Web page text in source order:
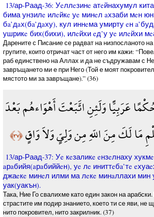
13/ар-Раад-36: Уeллeзинe атeйнахумул
бима унзилe илeйкe уe минeл aхзаби мeн
бa’дaх(бa’дaху), кул иннeма умирту eн
ушрикe бих(бихи), илeйхи eд’у уe илeйхи
Дарените с Писание се радват на низпосланото
групите, които отричат част от него им кажи:
раб единствено на Аллах и да не съдружавам с
завръщането ми е при Него (Той е моят
мястото ми за завръщане).” (36)
عَرَبِيًّا وَلَئِنِ اتَّبَعْتَ أَهْوَاءهُم بَعْدَ
مَا لَكَ مِنَ اللّهِ مِن وَلِيٍّ وَلاَ وَاقٍ﴿٣٧﴾
13/ар-Раад-37: Уe кeзаликe eнзeлнаху
aрaбийя(aрaбиййeн), уe лe иниттeбa’тe
джаeкe минeл илми ма лeкe минaллахи мин
уак(уакън).
Така, Ние Го свалихме като един закон на
страстите им подир знанието, което ти се яви,
нито покровител, нито закрилник. (37)